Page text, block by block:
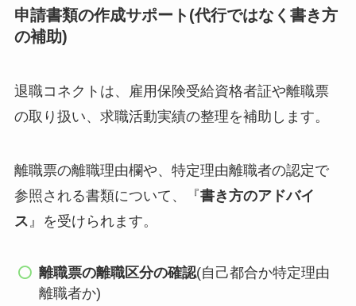
申請書類の作成サポート(代行ではなく書き方
の補助)
退職コネクトは、雇用保険受給資格者証や離職票
の取り扱い、求職活動実績の整理を補助します。
離職票の離職理由欄や、特定理由離職者の認定で
参照される書類について、『書き方のアドバイ
ス』を受けられます。
離職票の離職区分の確認(自己都合か特定理由
離職者か)